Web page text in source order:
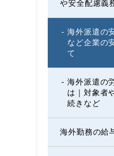
や安全配慮義
海外派遣の
など企業の
て
海外派遣の
は｜対象者
続きなど
海外勤務の給